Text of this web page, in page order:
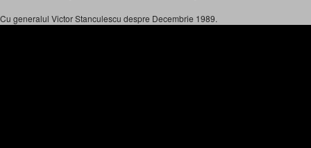
Cu generalul Victor Stanculescu despre Decembrie 1989.